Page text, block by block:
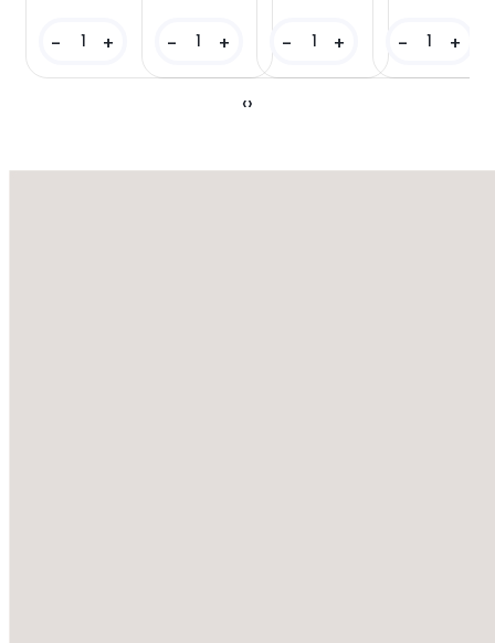
- + - + - + - +
‹›